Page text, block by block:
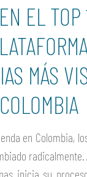
EL
MÁS
en Colombia,
radicalmente.
inicia su